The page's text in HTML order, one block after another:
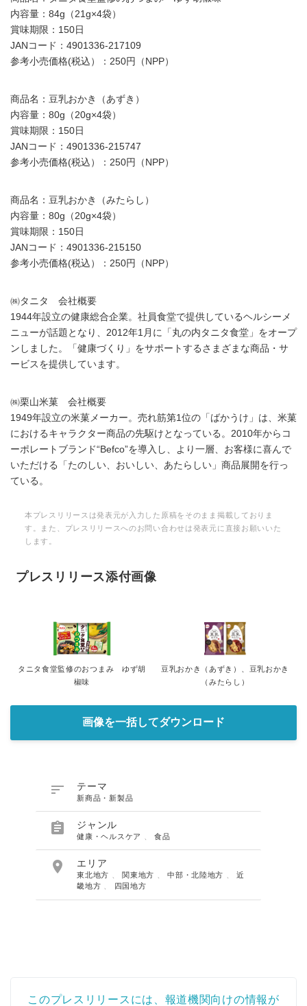
内容量：84g（21g×4袋）
賞味期限：150日
JANコード：4901336-217109
参考小売価格(税込）：250円（NPP）
商品名：豆乳おかき（あずき）
内容量：80g（20g×4袋）
賞味期限：150日
JANコード：4901336‐215747
参考小売価格(税込）：250円（NPP）
商品名：豆乳おかき（みたらし）
内容量：80g（20g×4袋）
賞味期限：150日
JANコード：4901336‐215150
参考小売価格(税込）：250円（NPP）
㈱タニタ 会社概要
1944年設立の健康総合企業。社員食堂で提供しているヘルシーメ
ニューが話題となり、2012年1月に「丸の内タニタ食堂」をオープ
ンしました。「健康づくり」をサポートするさまざまな商品・サ
ービスを提供しています。
㈱栗山米菓 会社概要
1949年設立の米菓メーカー。売れ筋第1位の「ばかうけ」は、米菓
におけるキャラクター商品の先駆けとなっている。2010年からコ
ーポレートブランド“Befco”を導入し、より一層、お客様に喜んで
いただける「たのしい、おいしい、あたらしい」商品展開を行っ
ている。
本プレスリリースは発表元が入力した原稿をそのまま掲載しておりま
す。また、プレスリリースへのお問い合わせは発表元に直接お願いいた
します。
プレスリリース添付画像
タニタ食堂監修のおつまみ ゆず胡
椒味
豆乳おかき（あずき）、豆乳おかき
（みたらし）
画像を一括してダウンロード
 テーマ
新商品・新製品
 ジャンル
健康・ヘルスケア 、食品
 エリア
東北地方 、関東地方 、中部・北陸地方 、近
畿地方
四国地方
このプレスリリースには、報道機関向けの情報が